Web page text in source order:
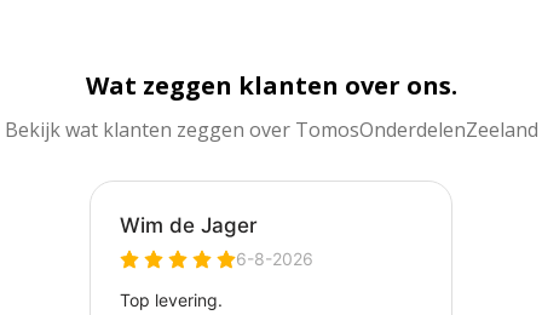
Wat zeggen klanten over ons.
Bekijk wat klanten zeggen over TomosOnderdelenZeeland